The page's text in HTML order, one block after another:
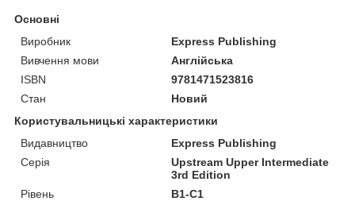
Основні
Виробник
Express Publishing
Вивчення мови
Англійська
ISBN
9781471523816
Стан
Новий
Користувальницькі характеристики
Видавництво
Express Publishing
Серія
Upstream Upper Intermediate
3rd Edition
Рівень
B1-C1